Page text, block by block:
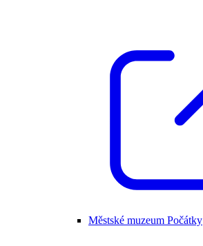
Městské muzeum Počátky